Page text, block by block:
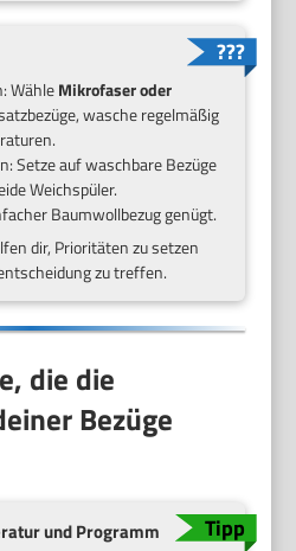
WähleMikrofaser oder
wasche regelmäßig
Setze auf waschbare Bezüge
Weichspüler.
Baumwollbezug genügt.
dir, Prioritäten zu setzen
zu treffen.
die die
Bezüge
und Programm